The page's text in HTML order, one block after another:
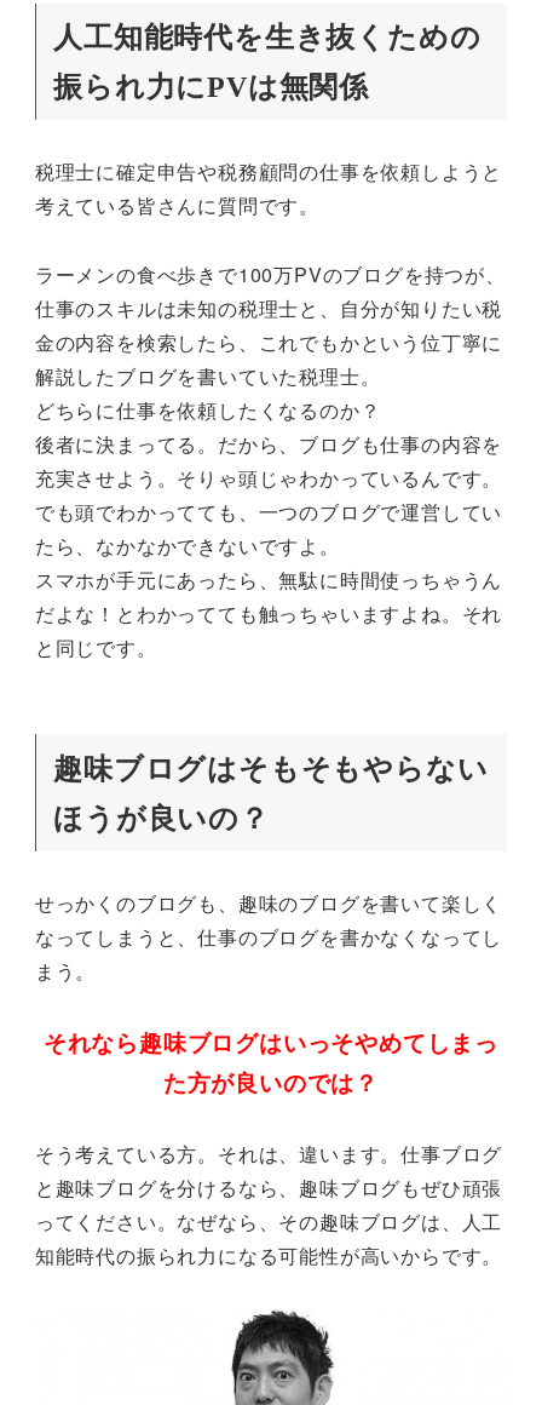
人工知能時代を生き抜くための
振られ力にPVは無関係
税理士に確定申告や税務顧問の仕事を依頼しようと
考えている皆さんに質問です。
ラーメンの食べ歩きで100万PVのブログを持つが、
仕事のスキルは未知の税理士と、自分が知りたい税
金の内容を検索したら、これでもかという位丁寧に
解説したブログを書いていた税理士。
どちらに仕事を依頼したくなるのか？
後者に決まってる。だから、ブログも仕事の内容を
充実させよう。そりゃ頭じゃわかっているんです。
でも頭でわかってても、一つのブログで運営してい
たら、なかなかできないですよ。
スマホが手元にあったら、無駄に時間使っちゃうん
だよな！とわかってても触っちゃいますよね。それ
と同じです。
趣味ブログはそもそもやらない
ほうが良いの？
せっかくのブログも、趣味のブログを書いて楽しく
なってしまうと、仕事のブログを書かなくなってし
まう。
それなら趣味ブログはいっそやめてしまっ
た方が良いのでは？
そう考えている方。それは、違います。仕事ブログ
と趣味ブログを分けるなら、趣味ブログもぜひ頑張
ってください。なぜなら、その趣味ブログは、人工
知能時代の振られ力になる可能性が高いからです。